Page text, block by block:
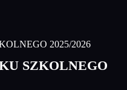
SZKOLNEGO